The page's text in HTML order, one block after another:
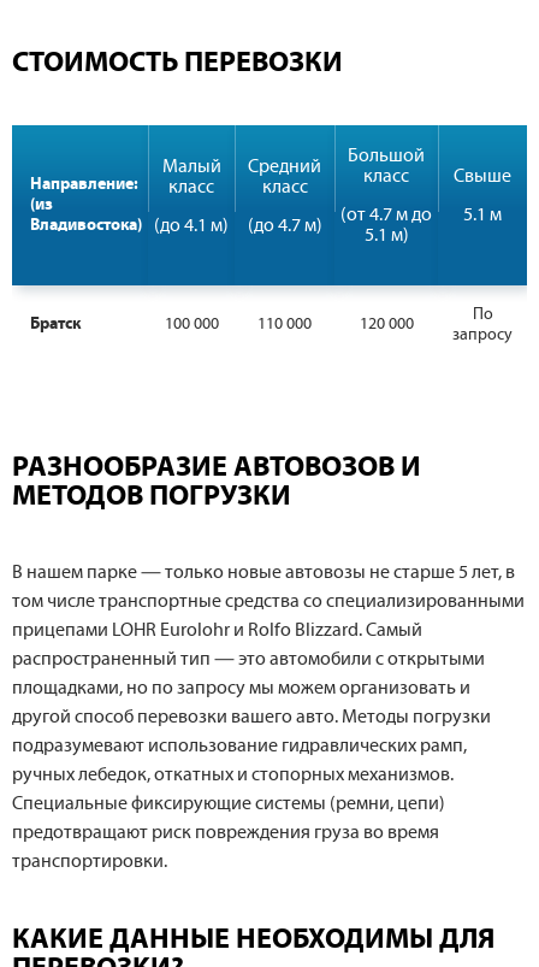
СТОИМОСТЬ ПЕРЕВОЗКИ
Направление:
(из
Владивостока)
Малый
класс
(до 4.1 м)
Средний
класс
(до 4.7 м)
Большой
класс
(от 4.7 м до
5.1 м)
Свыше
5.1 м
Братск 100 000 110 000 120 000
По
запросу
РАЗНООБРАЗИЕ АВТОВОЗОВ И
МЕТОДОВ ПОГРУЗКИ
В нашем парке — только новые автовозы не старше 5 лет, в
том числе транспортные средства со специализированными
прицепами LOHR Eurolohr и Rolfo Blizzard. Самый
распространенный тип — это автомобили с открытыми
площадками, но по запросу мы можем организовать и
другой способ перевозки вашего авто. Методы погрузки
подразумевают использование гидравлических рамп,
ручных лебедок, откатных и стопорных механизмов.
Специальные фиксирующие системы (ремни, цепи)
предотвращают риск повреждения груза во время
транспортировки.
КАКИЕ ДАННЫЕ НЕОБХОДИМЫ ДЛЯ